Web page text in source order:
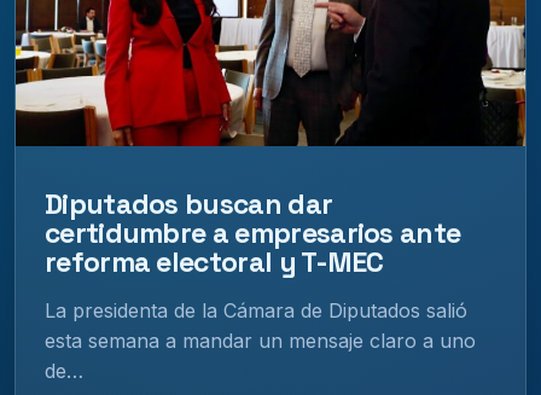
Diputados buscan dar
certidumbre a empresarios ante
reforma electoral y T-MEC
La presidenta de la Cámara de Diputados salió
esta semana a mandar un mensaje claro a uno
de…